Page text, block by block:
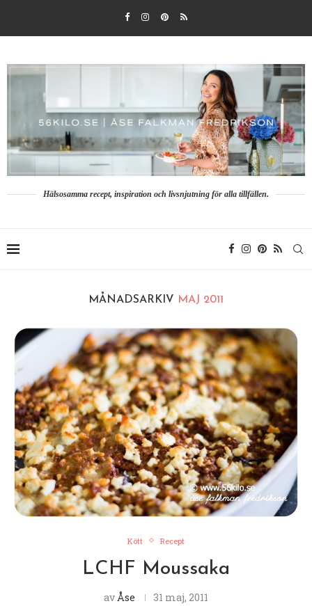
Hälsosamma recept, inspiration och livsnjutning för alla tillfällen.
MÅNADSARKIV MAJ 2011
Kött Recept
LCHF Moussaka
av Åse 31 maj, 2011